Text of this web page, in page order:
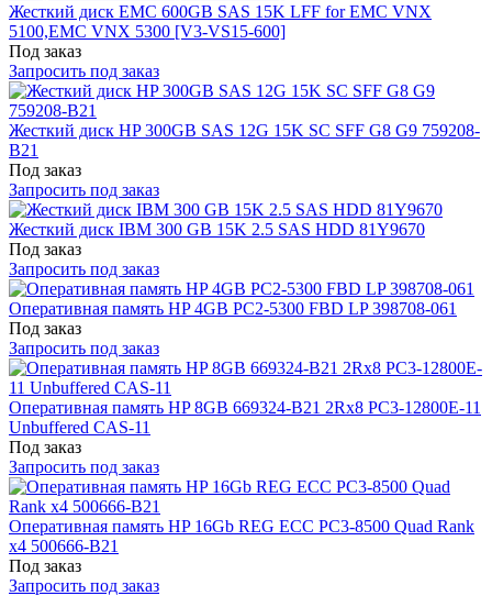
Жесткий диск EMC 600GB SAS 15K LFF for EMC VNX
5100,EMC VNX 5300 [V3-VS15-600]
Под заказ
Запросить под заказ
Жесткий диск HP 300GB SAS 12G 15K SC SFF G8 G9 759208-
B21
Под заказ
Запросить под заказ
Жесткий диск IBM 300 GB 15K 2.5 SAS HDD 81Y9670
Под заказ
Запросить под заказ
Оперативная память HP 4GB PC2-5300 FBD LP 398708-061
Под заказ
Запросить под заказ
Оперативная память HP 8GB 669324-B21 2Rx8 PC3-12800E-11
Unbuffered CAS-11
Под заказ
Запросить под заказ
Оперативная память HP 16Gb REG ECC PC3-8500 Quad Rank
x4 500666-B21
Под заказ
Запросить под заказ